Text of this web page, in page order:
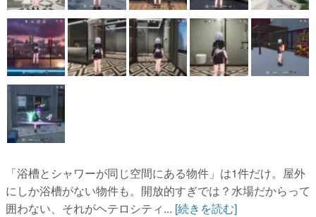
「浴槽とシャワーが同じ空間にある物件」は1件だけ。屋外
にしか浴槽がない物件も。開放的すぎでは？水場だからって
囲わない、それがヘテロシティ... [続きを読む]